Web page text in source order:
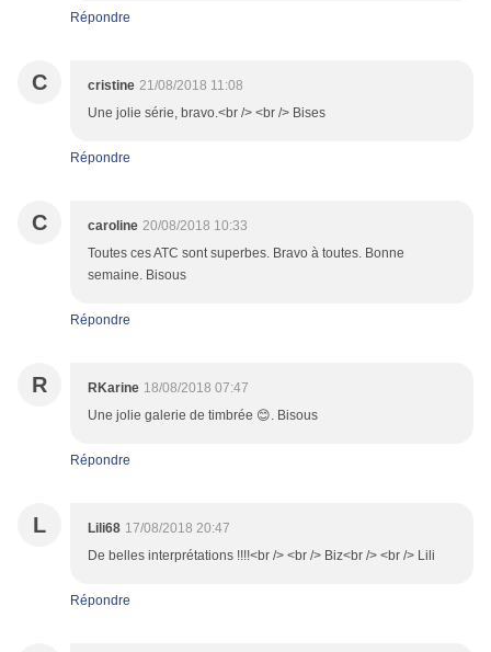
Répondre
C cristine 21/08/2018 11:08
Une jolie série, bravo.<br /> <br /> Bises
Répondre
C caroline 20/08/2018 10:33
Toutes ces ATC sont superbes. Bravo à toutes. Bonne
semaine. Bisous
Répondre
R RKarine 18/08/2018 07:47
Une jolie galerie de timbrée 😊. Bisous
Répondre
L Lili68 17/08/2018 20:47
De belles interprétations !!!!<br /> <br /> Biz<br /> <br /> Lili
Répondre